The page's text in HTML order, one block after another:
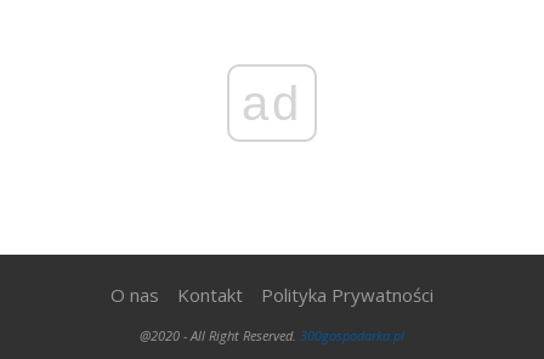
ad
O nas Kontakt Polityka Prywatności
@2020 - All Right Reserved. 300gospodarka.pl